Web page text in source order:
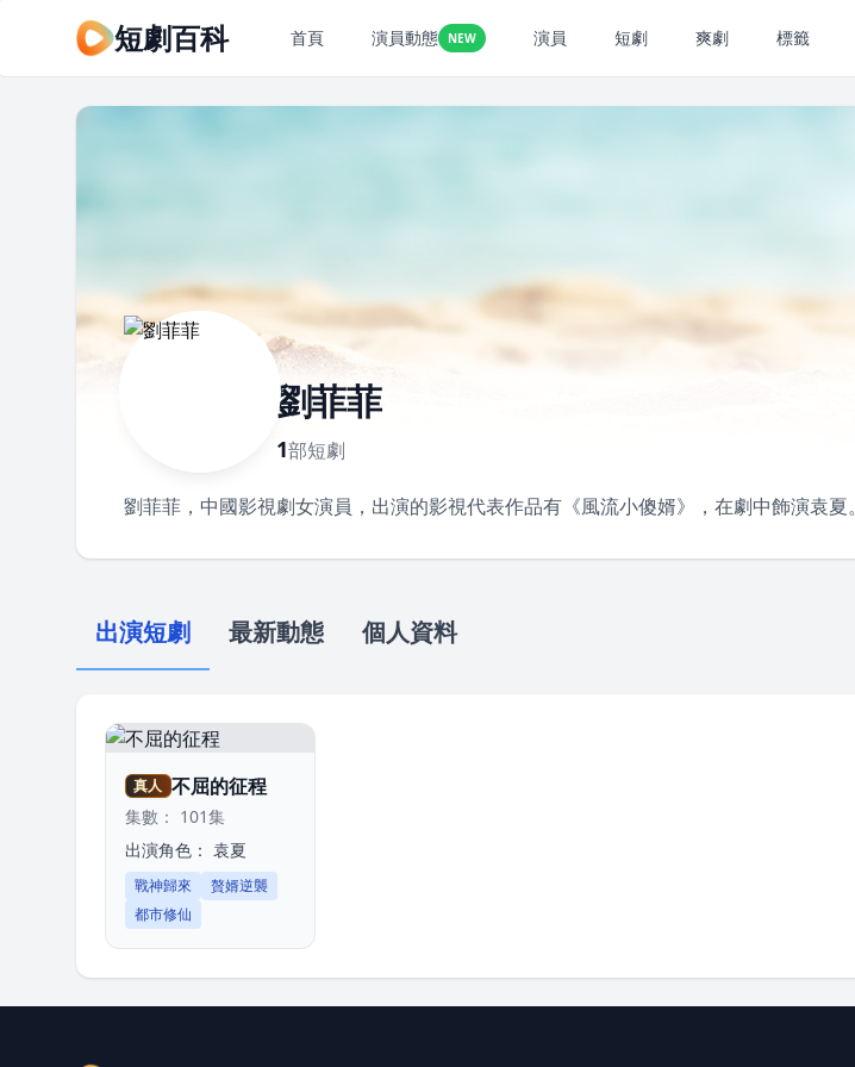
短劇百科 首頁 演員動態 NEW 演員 短劇 爽劇 標籤
劉菲菲
1部短劇
劉菲菲，中國影視劇女演員，出演的影視代表作品有《風流小傻婿》，在劇中飾演袁夏。
出演短劇 最新動態 個人資料
真人 不屈的征程
集數： 101集
出演角色： 袁夏
戰神歸來
贅婿逆襲
都市修仙